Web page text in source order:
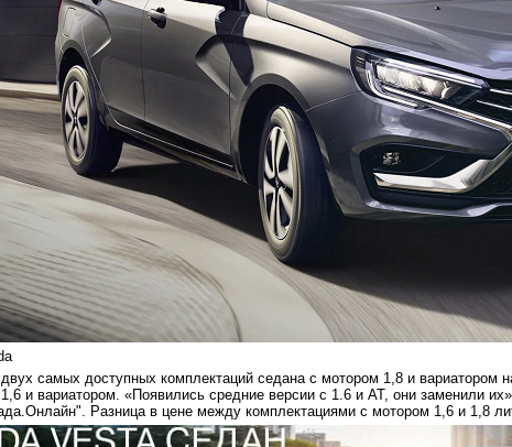
самых доступных комплектаций седана с мотором 1,8 и вариатором
и вариатором. «Появились средние версии с 1.6 и АТ, они заменили
Разница в цене между комплектациями с мотором 1,6 и 1,8